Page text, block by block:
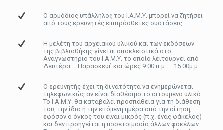
Ο αρμόδιος υπάλληλος του Ι.Α.Μ.Υ. μπορεί να ζητήσει
από τους ερευνητές επιπρόσθετες συστάσεις.
Η μελέτη του αρχειακού υλικού και των εκδόσεων
της βιβλιοθήκης γίνεται αποκλειστικά στο
Αναγνωστήριο του Ι.Α.Μ.Υ. το οποίο λειτουργεί από
Δευτέρα – Παρασκευή και ώρες 9.00 π.μ. – 15.00μ.μ.
Ο ερευνητής έχει τη δυνατότητα να ενημερώνεται
τηλεφωνικώς αν είναι διαθέσιμο το αιτούμενο υλικό.
Το Ι.Α.Μ.Υ. θα καταβάλει προσπάθεια για τη διάθεση
του, την ίδια ή την επόμενη ημέρα από την αίτηση,
εφόσον ο όγκος του είναι μικρός (π.χ. ένας φάκελος)
και δεν προηγείται η προετοιμασία άλλων φακέλων.